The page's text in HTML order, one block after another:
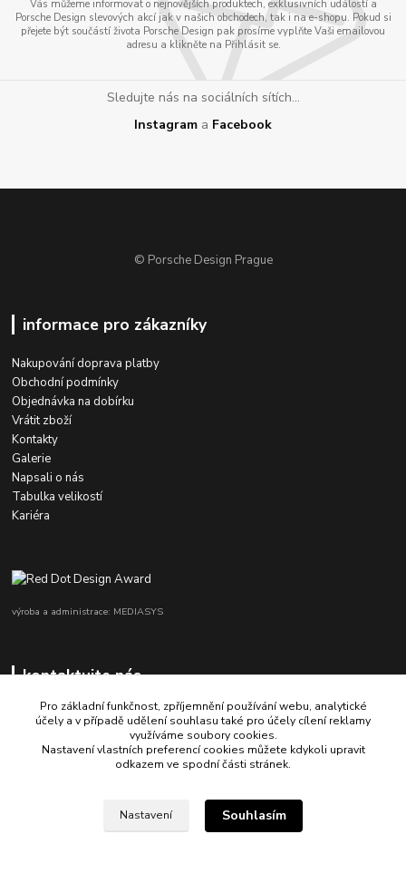
Vás můžeme informovat o nejnovějších produktech, exklusivních událostí a
Porsche Design slevových akcí jak v našich obchodech, tak i na e-shopu. Pokud si
přejete být součástí života Porsche Design pak prosíme vyplňte Vaši emailovou
adresu a klikněte na Přihlásit se.
Sledujte nás na sociálních sítích...
Instagram a Facebook
© Porsche Design Prague
informace pro zákazníky
Nakupování doprava platby
Obchodní podmínky
Objednávka na dobírku
Vrátit zboží
Kontakty
Galerie
Napsali o nás
Tabulka velikostí
Kariéra
výroba a administrace: MEDIASYS
kontaktujte nás
+420 725 347 646
Pro základní funkčnost, zpříjemnění používání webu, analytické
účely a v případě udělení souhlasu také pro účely cílení reklamy
využíváme soubory cookies.
Nastavení vlastních preferencí cookies můžete kdykoli upravit
odkazem ve spodní části stránek.
Nastavení Souhlasím